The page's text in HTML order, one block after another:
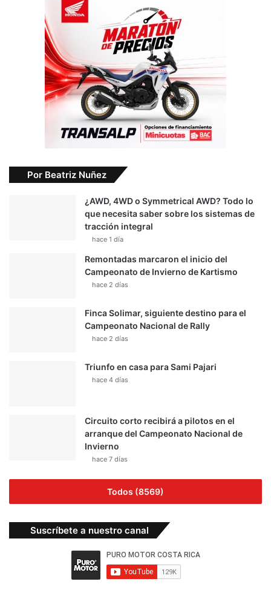
Por Beatriz Nuñez
¿AWD, 4WD o Symmetrical AWD? Todo lo
que necesita saber sobre los sistemas de
tracción integral
hace 1 día
Remontadas marcaron el inicio del
Campeonato de Invierno de Kartismo
hace 2 días
Finca Solimar, siguiente destino para el
Campeonato Nacional de Rally
hace 2 días
Triunfo en casa para Sami Pajari
hace 4 días
Circuito corto recibirá a pilotos en el
arranque del Campeonato Nacional de
Invierno
hace 7 días
Todos (8569)
Suscríbete a nuestro canal